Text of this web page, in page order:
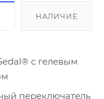
НАЛИЧИЕ
с гелевым
переключатель